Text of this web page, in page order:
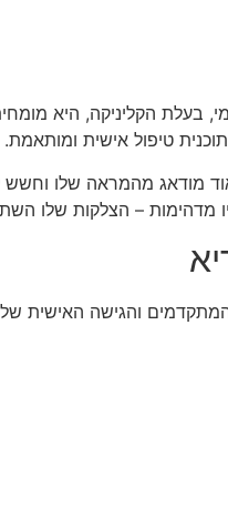
טיפול אישית ומותאמת.
מודאג מהמראה שלו
מדהימות – הצלקות שלו
והגישה האישית